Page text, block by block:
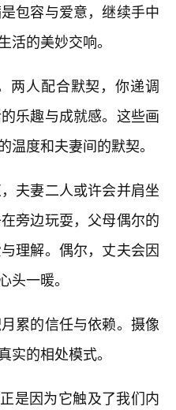
包容与爱意，继续手中
的美妙交响。
两人配合默契，你递调
乐趣与成就感。这些画
度和夫妻间的默契。
夫妻二人或许会并肩坐
旁边玩耍，父母偶尔的
理解。偶尔，丈夫会因
一暖。
累的信任与依赖。摄像
的相处模式。
是因为它触及了我们内